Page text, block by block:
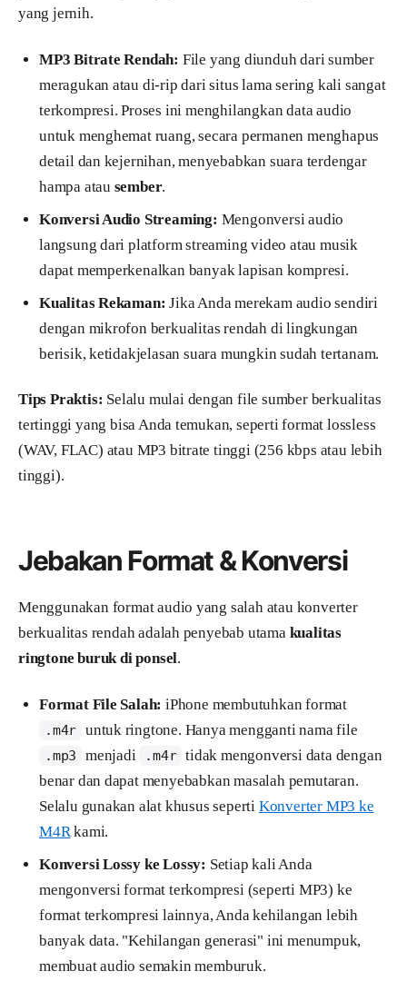
yang jernih.
MP3 Bitrate Rendah: File yang diunduh dari sumber
meragukan atau di-rip dari situs lama sering kali sangat
terkompresi. Proses ini menghilangkan data audio
untuk menghemat ruang, secara permanen menghapus
detail dan kejernihan, menyebabkan suara terdengar
hampa atau sember.
Konversi Audio Streaming: Mengonversi audio
langsung dari platform streaming video atau musik
dapat memperkenalkan banyak lapisan kompresi.
Kualitas Rekaman: Jika Anda merekam audio sendiri
dengan mikrofon berkualitas rendah di lingkungan
berisik, ketidakjelasan suara mungkin sudah tertanam.
Tips Praktis: Selalu mulai dengan file sumber berkualitas
tertinggi yang bisa Anda temukan, seperti format lossless
(WAV, FLAC) atau MP3 bitrate tinggi (256 kbps atau lebih
tinggi).
Jebakan Format & Konversi
Menggunakan format audio yang salah atau konverter
berkualitas rendah adalah penyebab utama kualitas
ringtone buruk di ponsel.
Format File Salah: iPhone membutuhkan format
.m4r untuk ringtone. Hanya mengganti nama file
.mp3 menjadi .m4r tidak mengonversi data dengan
benar dan dapat menyebabkan masalah pemutaran.
Selalu gunakan alat khusus seperti Konverter MP3 ke
M4Rkami.
Konversi Lossy ke Lossy: Setiap kali Anda
mengonversi format terkompresi (seperti MP3) ke
format terkompresi lainnya, Anda kehilangan lebih
banyak data. "Kehilangan generasi" ini menumpuk,
membuat audio semakin memburuk.